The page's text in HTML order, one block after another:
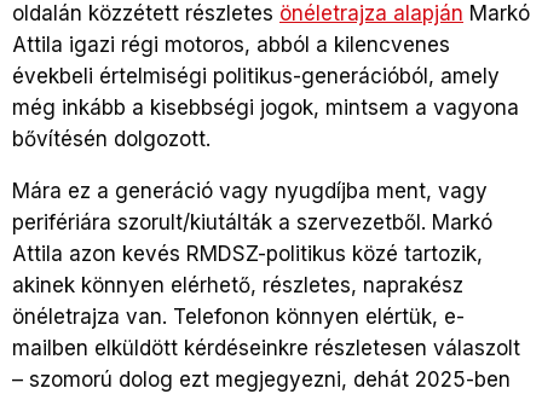
oldalán közzétett részletes önéletrajza alapján Markó
Attila igazi régi motoros, abból a kilencvenes
évekbeli értelmiségi politikus-generációból, amely
még inkább a kisebbségi jogok, mintsem a vagyona
bővítésén dolgozott.
Mára ez a generáció vagy nyugdíjba ment, vagy
perifériára szorult/kiutálták a szervezetből. Markó
Attila azon kevés RMDSZ-politikus közé tartozik,
akinek könnyen elérhető, részletes, naprakész
önéletrajza van. Telefonon könnyen elértük, e-
mailben elküldött kérdéseinkre részletesen válaszolt
– szomorú dolog ezt megjegyezni, dehát 2025-ben